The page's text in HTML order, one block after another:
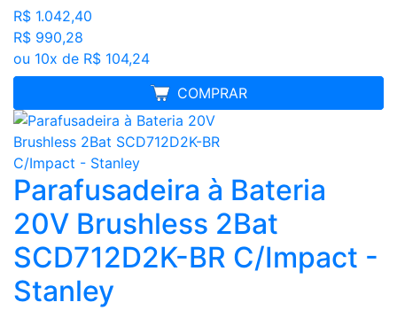
R$ 1.042,40
R$ 990,28
ou 10x de R$ 104,24
COMPRAR
FRETE GRÁTIS
Parafusadeira à Bateria
20V Brushless 2Bat
SCD712D2K-BR C/Impact -
Stanley